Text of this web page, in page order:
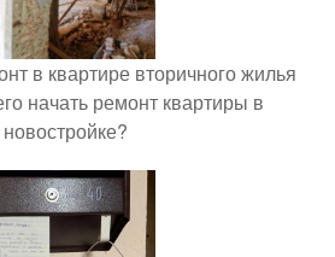
в квартире вторичного жилья
начать ремонт квартиры в
новостройке?